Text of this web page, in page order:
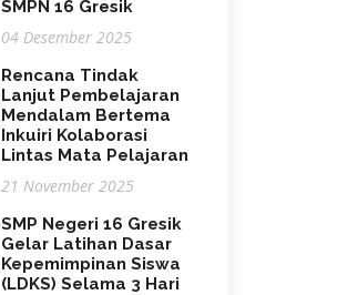
SMPN 16 Gresik
04 Desember 2025
Rencana Tindak
Lanjut Pembelajaran
Mendalam Bertema
Inkuiri Kolaborasi
Lintas Mata Pelajaran
21 November 2025
SMP Negeri 16 Gresik
Gelar Latihan Dasar
Kepemimpinan Siswa
(LDKS) Selama 3 Hari